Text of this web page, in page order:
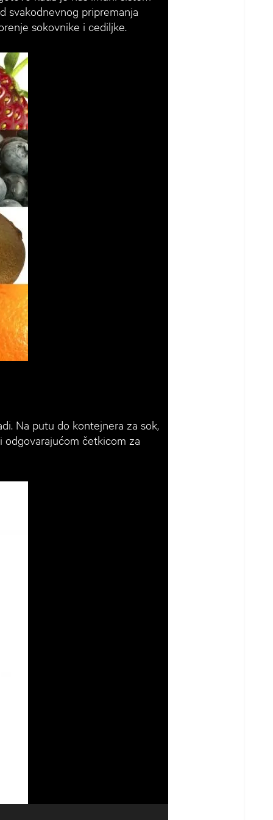
svakodnevnog pripremanja
sokovnike i cediljke.
Na putu do kontejnera za sok,
četkicom za